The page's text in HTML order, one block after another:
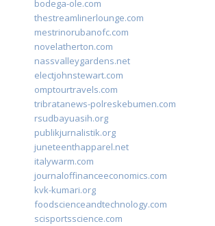
bodega-ole.com
thestreamlinerlounge.com
mestrinorubanofc.com
novelatherton.com
nassvalleygardens.net
electjohnstewart.com
omptourtravels.com
tribratanews-polreskebumen.com
rsudbayuasih.org
publikjurnalistik.org
juneteenthapparel.net
italywarm.com
journaloffinanceeconomics.com
kvk-kumari.org
foodscienceandtechnology.com
scisportsscience.com